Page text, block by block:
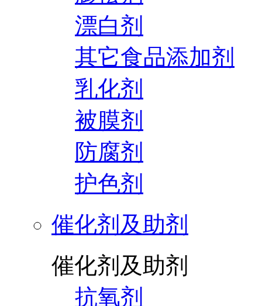
漂白剂
其它食品添加剂
乳化剂
被膜剂
防腐剂
护色剂
催化剂及助剂
催化剂及助剂
抗氧剂